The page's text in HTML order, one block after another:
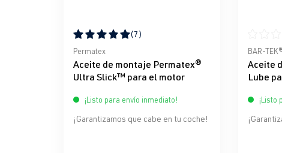
Calificación promedio de 5 de 5 estrellas
(7)
Permatex
Aceite de montaje Permatex®
Ultra Slick™ para el motor
¡Listo para envío inmediato!
¡Garantizamos que cabe en tu coche!
BAR-
Aceite
Lube
¡Listo